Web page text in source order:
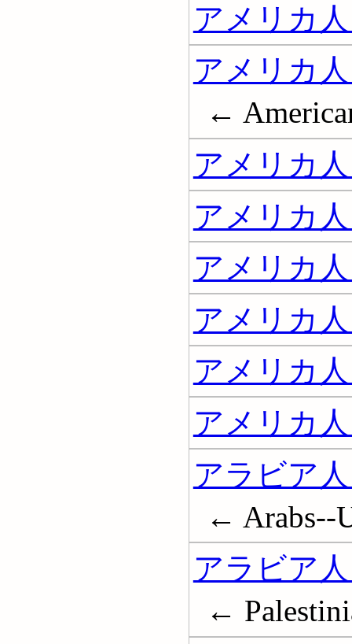
アメリカ
アメリカ
←
アメリカ
アメリカ
アメリカ
アメリカ
アメリカ
アメリカ
アラビア
← Arabs--
アラビア
←